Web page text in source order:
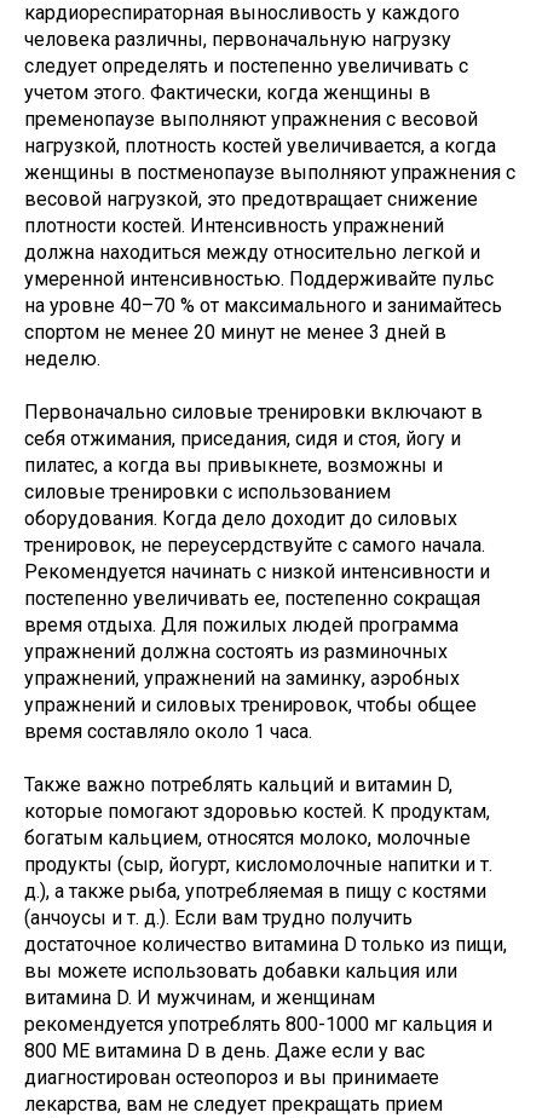
кардиореспираторная выносливость у каждого
человека различны, первоначальную нагрузку
следует определять и постепенно увеличивать с
учетом этого. Фактически, когда женщины в
пременопаузе выполняют упражнения с весовой
нагрузкой, плотность костей увеличивается, а когда
женщины в постменопаузе выполняют упражнения с
весовой нагрузкой, это предотвращает снижение
плотности костей. Интенсивность упражнений
должна находиться между относительно легкой и
умеренной интенсивностью. Поддерживайте пульс
на уровне 40–70 % от максимального и занимайтесь
спортом не менее 20 минут не менее 3 дней в
неделю.
Первоначально силовые тренировки включают в
себя отжимания, приседания, сидя и стоя, йогу и
пилатес, а когда вы привыкнете, возможны и
силовые тренировки с использованием
оборудования. Когда дело доходит до силовых
тренировок, не переусердствуйте с самого начала.
Рекомендуется начинать с низкой интенсивности и
постепенно увеличивать ее, постепенно сокращая
время отдыха. Для пожилых людей программа
упражнений должна состоять из разминочных
упражнений, упражнений на заминку, аэробных
упражнений и силовых тренировок, чтобы общее
время составляло около 1 часа.
Также важно потреблять кальций и витамин D,
которые помогают здоровью костей. К продуктам,
богатым кальцием, относятся молоко, молочные
продукты (сыр, йогурт, кисломолочные напитки и т.
д.), а также рыба, употребляемая в пищу с костями
(анчоусы и т. д.). Если вам трудно получить
достаточное количество витамина D только из пищи,
вы можете использовать добавки кальция или
витамина D. И мужчинам, и женщинам
рекомендуется употреблять 800-1000 мг кальция и
800 МЕ витамина D в день. Даже если у вас
диагностирован остеопороз и вы принимаете
лекарства, вам не следует прекращать прием